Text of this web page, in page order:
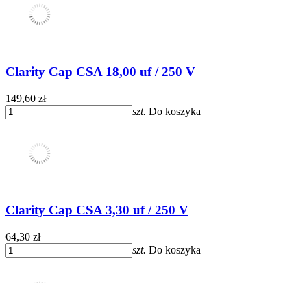
Clarity Cap CSA 18,00 uf / 250 V
149,60 zł
szt. Do koszyka
Clarity Cap CSA 3,30 uf / 250 V
64,30 zł
szt. Do koszyka